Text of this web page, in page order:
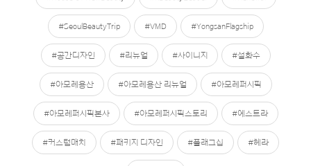
#SeoulBeautyTrip #VMD #YongsanFlagship
#공간디자인 #리뉴얼 #사이니지 #설화수
#아모레용산 #아모레용산 리뉴얼 #아모레퍼시픽
#아모레퍼시픽본사 #아모레퍼시픽스토리 #에스트라
#커스텀매치 #패키지 디자인 #플래그십 #헤라